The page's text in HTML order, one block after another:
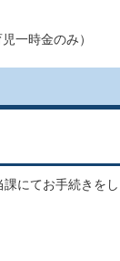
一時金のみ）
にてお手続きをし